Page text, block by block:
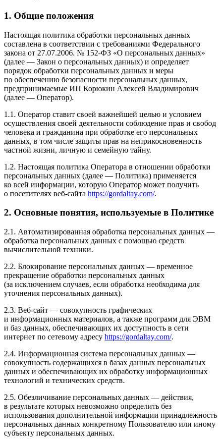
1. Общие положения
Настоящая политика обработки персональных данных
составлена в соответствии с требованиями Федерального
закона от 27.07.2006. № 152-ФЗ «О персональных данных»
(далее — Закон о персональных данных) и определяет
порядок обработки персональных данных и меры
по обеспечению безопасности персональных данных,
предпринимаемые ИП Корюкин Алексей Владимирович
(далее — Оператор).
1.1. Оператор ставит своей важнейшей целью и условием
осуществления своей деятельности соблюдение прав и свобод
человека и гражданина при обработке его персональных
данных, в том числе защиты прав на неприкосновенность
частной жизни, личную и семейную тайну.
1.2. Настоящая политика Оператора в отношении обработки
персональных данных (далее — Политика) применяется
ко всей информации, которую Оператор может получить
о посетителях веб-сайта https://gordaltay.com/.
2. Основные понятия, используемые в Политике
2.1. Автоматизированная обработка персональных данных —
обработка персональных данных с помощью средств
вычислительной техники.
2.2. Блокирование персональных данных — временное
прекращение обработки персональных данных
(за исключением случаев, если обработка необходима для
уточнения персональных данных).
2.3. Веб-сайт — совокупность графических
и информационных материалов, а также программ для ЭВМ
и баз данных, обеспечивающих их доступность в сети
интернет по сетевому адресу https://gordaltay.com/.
2.4. Информационная система персональных данных —
совокупность содержащихся в базах данных персональных
данных и обеспечивающих их обработку информационных
технологий и технических средств.
2.5. Обезличивание персональных данных — действия,
в результате которых невозможно определить без
использования дополнительной информации принадлежность
персональных данных конкретному Пользователю или иному
субъекту персональных данных.